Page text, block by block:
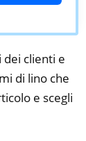
clienti e
di lino che
e scegli